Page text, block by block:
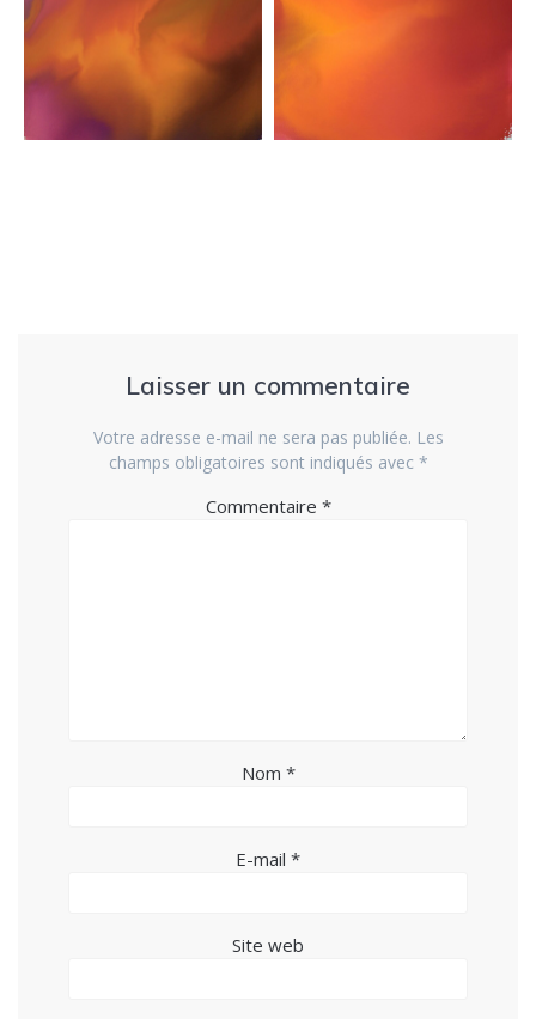
Laisser un commentaire
Votre adresse e-mail ne sera pas publiée. Les
champs obligatoires sont indiqués avec *
Commentaire *
Nom *
E-mail *
Site web